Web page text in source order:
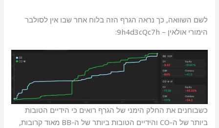
לשם השוואה, כך נראה הגרף הזה בלוח אחר שבו אין לסולבר
הימורי אולאין – 9h4d3cQc7h:
כשבוחנים את החלק הימני של הגרף רואים כי הידיים הטובות
ביותר של ה-CO והידיים הטובות ביותר של ה-BB מאוד קרובות,